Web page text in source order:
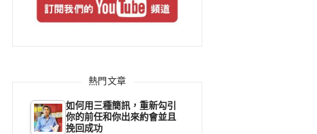
熱門文章
如何用三種簡訊，重新勾引
你的前任和你出來約會並且
挽回成功